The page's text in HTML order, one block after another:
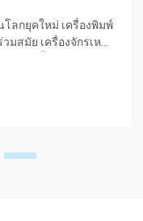
ลกยุคใหม่ เครื่องพิมพ์
สมัย เครื่องจักรเหล่า
ต่ละบุคคล ธุรกิจของ
...